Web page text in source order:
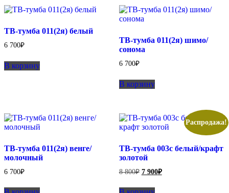
ТВ-тумба 011(2я) белый
6 700₽
В корзину
ТВ-тумба 011(2я) шимо/
сонома
6 700₽
В корзину
ТВ-тумба 011(2я) венге/
молочный
6 700₽
Распродажа!
ТВ-тумба 003с белый/крафт
золотой
8 800₽ Первоначальная
цена
составляла
7 900₽Текущая
цена: